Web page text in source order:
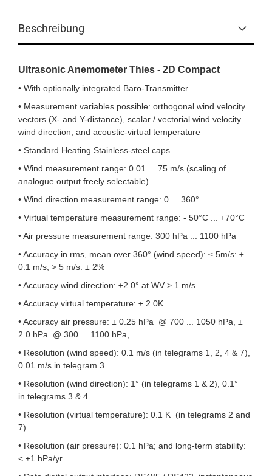
Beschreibung
Ultrasonic Anemometer Thies - 2D Compact
• With optionally integrated Baro-Transmitter
• Measurement variables possible: orthogonal wind velocity
vectors (X- and Y-distance), scalar / vectorial wind velocity
wind direction, and acoustic-virtual temperature
• Standard Heating Stainless-steel caps
• Wind measurement range: 0.01 ... 75 m/s (scaling of
analogue output freely selectable)
• Wind direction measurement range: 0 ... 360°
• Virtual temperature measurement range: - 50°C ... +70°C
• Air pressure measurement range: 300 hPa ... 1100 hPa
• Accuracy in rms, mean over 360° (wind speed): ≤ 5m/s: ±
0.1 m/s, > 5 m/s: ± 2%
• Accuracy wind direction: ±2.0° at WV > 1 m/s
• Accuracy virtual temperature: ± 2.0K
• Accuracy air pressure: ± 0.25 hPa @ 700 ... 1050 hPa, ±
2.0 hPa @ 300 ... 1100 hPa,
• Resolution (wind speed): 0.1 m/s (in telegrams 1, 2, 4 & 7),
0.01 m/s in telegram 3
• Resolution (wind direction): 1° (in telegrams 1 & 2), 0.1°
in telegrams 3 & 4
• Resolution (virtual temperature): 0.1 K (in telegrams 2 and
7)
• Resolution (air pressure): 0.1 hPa; and long-term stability:
< ±1 hPa/yr